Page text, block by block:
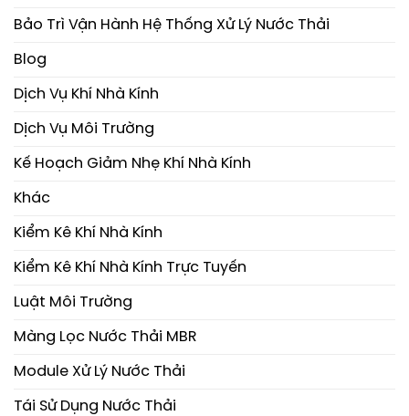
Bảo Trì Vận Hành Hệ Thống Xử Lý Nước Thải
Blog
Dịch Vụ Khí Nhà Kính
Dịch Vụ Môi Trường
Kế Hoạch Giảm Nhẹ Khí Nhà Kính
Khác
Kiểm Kê Khí Nhà Kính
Kiểm Kê Khí Nhà Kính Trực Tuyến
Luật Môi Trường
Màng Lọc Nước Thải MBR
Module Xử Lý Nước Thải
Tái Sử Dụng Nước Thải